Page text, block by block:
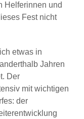
Helferinnen und
Fest nicht
etwas in
Jahren
Der
mit wichtigen
der